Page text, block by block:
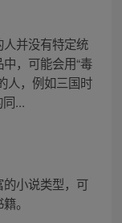
并没有特定统
，可能会用“毒
人，例如三国时
...
小说类型，可
。